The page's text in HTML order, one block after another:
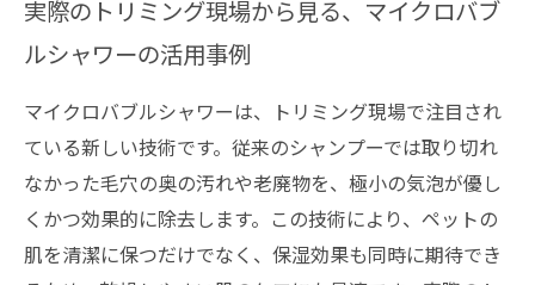
実際のトリミング現場から見る、マイクロバブ
ルシャワーの活用事例
マイクロバブルシャワーは、トリミング現場で注目され
ている新しい技術です。従来のシャンプーでは取り切れ
なかった毛穴の奥の汚れや老廃物を、極小の気泡が優し
くかつ効果的に除去します。この技術により、ペットの
肌を清潔に保つだけでなく、保湿効果も同時に期待でき